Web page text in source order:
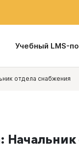
Учебный LMS-
отдела снабжения